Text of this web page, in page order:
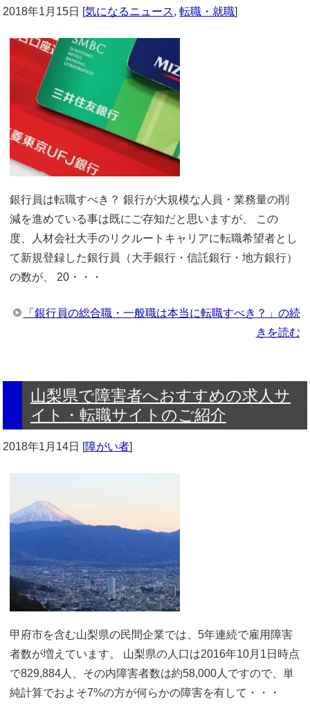
2018年1月15日 [気になるニュース,転職・就職]
銀行員は転職すべき？ 銀行が大規模な人員・業務量の削
減を進めている事は既にご存知だと思いますが、 この
度、人材会社大手のリクルートキャリアに転職希望者とし
て新規登録した銀行員（大手銀行・信託銀行・地方銀行）
の数が、 20・・・
「銀行員の総合職・一般職は本当に転職すべき？」の続
きを読む
山梨県で障害者へおすすめの求人サ
イト・転職サイトのご紹介
2018年1月14日 [障がい者]
甲府市を含む山梨県の民間企業では、5年連続で雇用障害
者数が増えています。 山梨県の人口は2016年10月1日時点
で829,884人、その内障害者数は約58,000人ですので、単
純計算でおよそ7%の方が何らかの障害を有して・・・